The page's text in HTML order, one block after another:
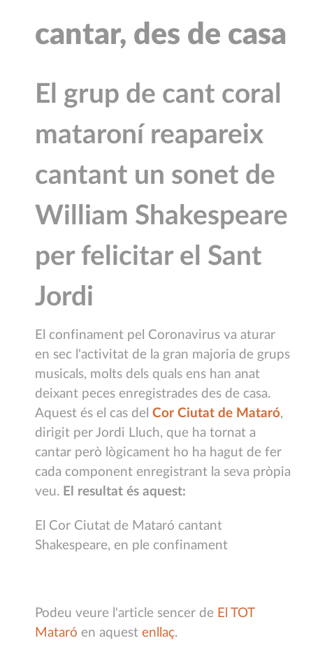
cantar, des de casa
El grup de cant coral
mataroní reapareix
cantant un sonet de
William Shakespeare
per felicitar el Sant
Jordi
El confinament pel Coronavirus va aturar
en sec l'activitat de la gran majoria de grups
musicals, molts dels quals ens han anat
deixant peces enregistrades des de casa.
Aquest és el cas del Cor Ciutat de Mataró,
dirigit per Jordi Lluch, que ha tornat a
cantar però lògicament ho ha hagut de fer
cada component enregistrant la seva pròpia
veu. El resultat és aquest:
El Cor Ciutat de Mataró cantant
Shakespeare, en ple confinament
Podeu veure l'article sencer de El TOT
Mataró en aquest enllaç.